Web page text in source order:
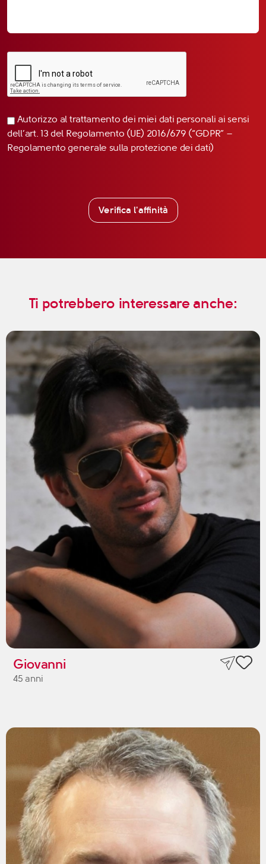
Autorizzo al trattamento dei miei dati personali ai sensi
dell’art. 13 del Regolamento (UE) 2016/679 (“GDPR” –
Regolamento generale sulla protezione dei dati)
Verifica l'affinità
Ti potrebbero interessare anche:
Giovanni
45 anni